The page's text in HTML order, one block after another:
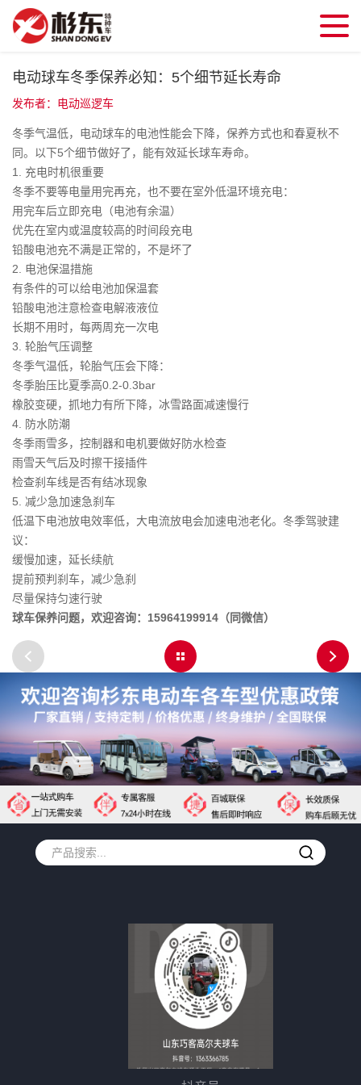
电动球车冬季保养必知：5个细节延长寿命
发布者：电动巡逻车
冬季气温低，电动球车的电池性能会下降，保养方式也和春夏秋不
同。以下5个细节做好了，能有效延长球车寿命。
1. 充电时机很重要
冬季不要等电量用完再充，也不要在室外低温环境充电：
用完车后立即充电（电池有余温）
优先在室内或温度较高的时间段充电
铅酸电池充不满是正常的，不是坏了
2. 电池保温措施
有条件的可以给电池加保温套
铅酸电池注意检查电解液液位
长期不用时，每两周充一次电
3. 轮胎气压调整
冬季气温低，轮胎气压会下降：
冬季胎压比夏季高0.2-0.3bar
橡胶变硬，抓地力有所下降，冰雪路面减速慢行
4. 防水防潮
冬季雨雪多，控制器和电机要做好防水检查
雨雪天气后及时擦干接插件
检查刹车线是否有结冰现象
5. 减少急加速急刹车
低温下电池放电效率低，大电流放电会加速电池老化。冬季驾驶建
议：
缓慢加速，延长续航
提前预判刹车，减少急刹
尽量保持匀速行驶
球车保养问题，欢迎咨询：15964199914（同微信）